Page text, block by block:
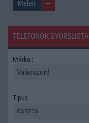
TELEFONOK GYORSLISTA
Márka :
Tipus :